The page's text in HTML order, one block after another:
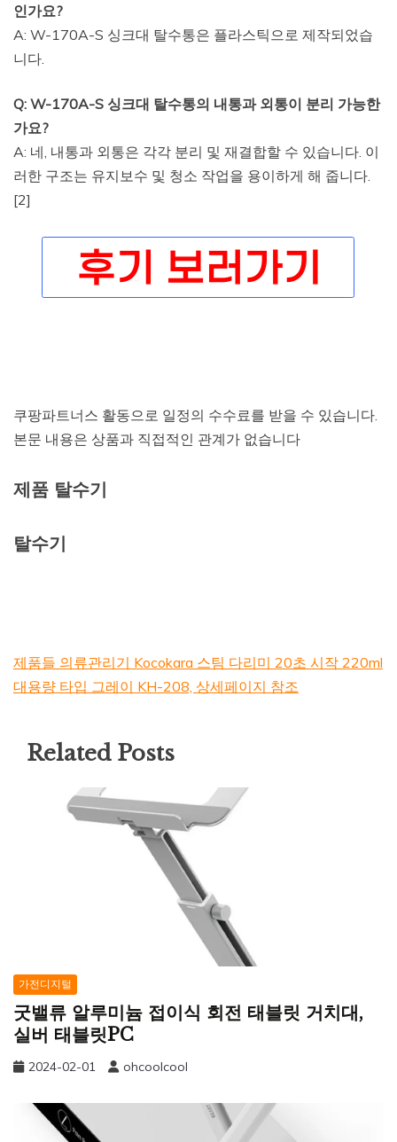
인가요?
A: W-170A-S 싱크대 탈수통은 플라스틱으로 제작되었습
니다.
Q: W-170A-S 싱크대 탈수통의 내통과 외통이 분리 가능한
가요?
A: 네, 내통과 외통은 각각 분리 및 재결합할 수 있습니다. 이
러한 구조는 유지보수 및 청소 작업을 용이하게 해 줍니다.
[2]
쿠팡파트너스 활동으로 일정의 수수료를 받을 수 있습니다.
본문 내용은 상품과 직접적인 관계가 없습니다
제품 탈수기
탈수기
제품들 의류관리기 Kocokara 스팀 다리미 20초 시작 220ml
대용량 타입 그레이 KH-208, 상세페이지 참조
Related Posts
가전디지털
굿밸류 알루미늄 접이식 회전 태블릿 거치대,
실버 태블릿PC
2024-02-01 ohcoolcool